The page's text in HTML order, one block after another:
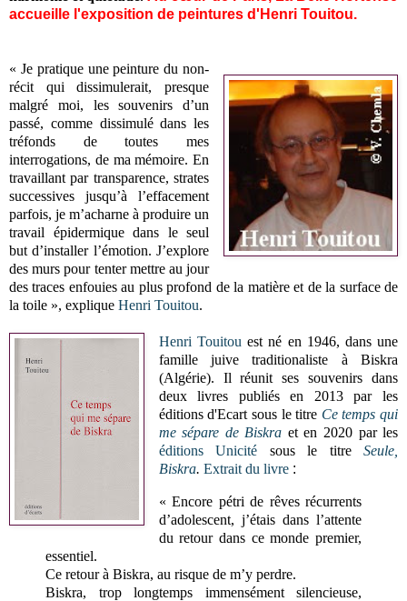
accueille l'exposition de peintures d'Henri Touitou.
« Je pratique une peinture du non-
récit qui dissimulerait, presque
malgré moi, les souvenirs d’un
passé, comme dissimulé dans les
tréfonds de toutes mes
interrogations, de ma mémoire. En
travaillant par transparence, strates
successives jusqu’à l’effacement
parfois, je m’acharne à produire un
travail épidermique dans le seul
but d’installer l’émotion. J’explore
des murs pour tenter mettre au jour
des traces enfouies au plus profond de la matière et de la surface de
la toile », explique Henri Touitou.
Henri Touitou est né en 1946, dans une
famille juive traditionaliste à Biskra
(Algérie). Il réunit ses souvenirs dans
deux livres publiés en 2013 par les
éditions d'Ecart sous le titre Ce temps qui
me sépare de Biskra et en 2020 par les
éditions Unicité sous le titreSeule,
Biskra. Extrait du livre:
« Encore pétri de rêves récurrents
d’adolescent, j’étais dans l’attente
du retour dans ce monde premier,
essentiel.
Ce retour à Biskra, au risque de m’y perdre.
Biskra, trop longtemps immensément silencieuse,